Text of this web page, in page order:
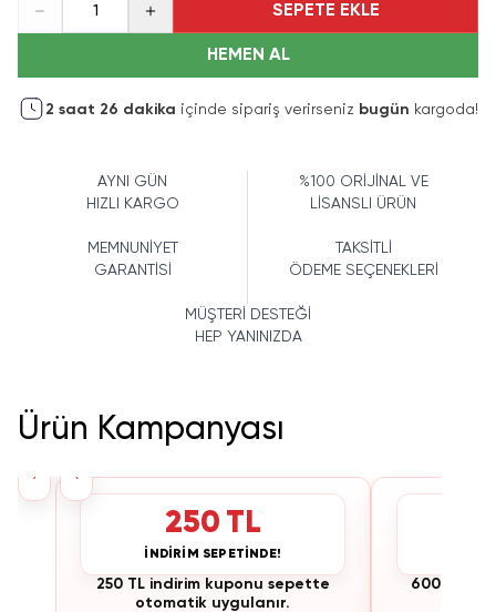
1 SEPETE EKLE
HEMEN AL
2 saat 26 dakika içinde sipariş verirseniz bugün kargoda!
AYNI GÜN
HIZLI KARGO
%100 ORİJİNAL VE
LİSANSLI ÜRÜN
MEMNUNİYET
GARANTİSİ
TAKSİTLİ
ÖDEME SEÇENEKLERİ
MÜŞTERİ DESTEĞİ
HEP YANINIZDA
Ürün Kampanyası
‹
›
250 TL
İNDİRİM SEPETİNDE!
250 TL indirim kuponu sepette
otomatik uygulanır.
600 TL